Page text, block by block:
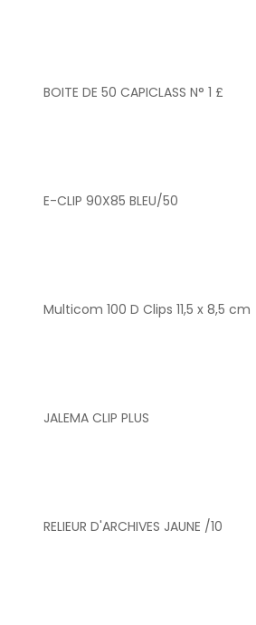
BOITE DE 50 CAPICLASS N° 1 £
E-CLIP 90X85 BLEU/50
Multicom 100 D Clips 11,5 x 8,5 cm
JALEMA CLIP PLUS
RELIEUR D'ARCHIVES JAUNE /10